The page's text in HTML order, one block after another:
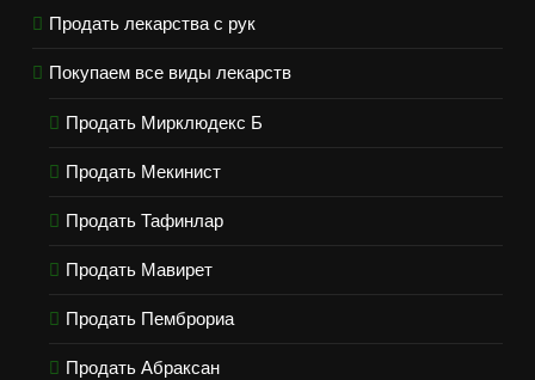
Продать лекарства с рук
Покупаем все виды лекарств
Продать Мирклюдекс Б
Продать Мекинист
Продать Тафинлар
Продать Мавирет
Продать Пемброриа
Продать Абраксан